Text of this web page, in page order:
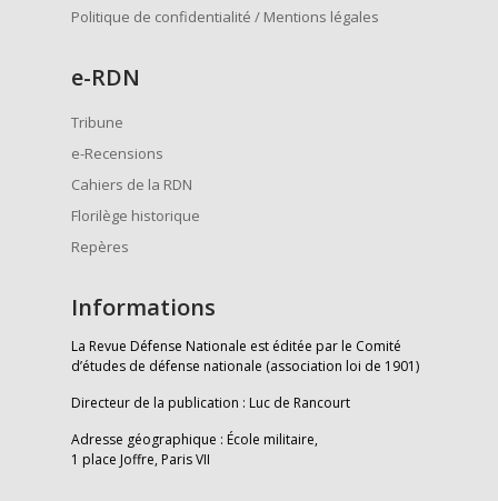
Politique de confidentialité / Mentions légales
e-RDN
Tribune
e-Recensions
Cahiers de la RDN
Florilège historique
Repères
Informations
La Revue Défense Nationale est éditée par le Comité
d’études de défense nationale (association loi de 1901)
Directeur de la publication : Luc de Rancourt
Adresse géographique : École militaire,
1 place Joffre, Paris VII